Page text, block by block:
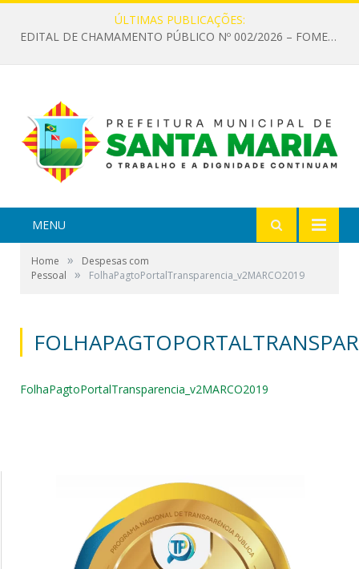
ÚLTIMAS PUBLICAÇÕES:
EDITAL DE CHAMAMENTO PÚBLICO Nº 002/2026 – FOMENTO À EXECUÇÃO DE AÇÕES CULTURAIS
MENU
Home »
Despesas com
Pessoal
» FolhaPagtoPortalTransparencia_v2MARCO2019
FolhaPagtoPortalTransparencia_v2MARCO2019